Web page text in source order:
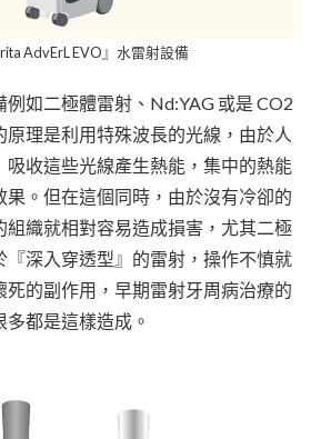
AdvErL EVO』水雷射設備
如二極體雷射、Nd:YAG 或是 CO2
原理是利用特殊波長的光線，由於人
收這些光線產生熱能，集中的熱能
。但在這個同時，由於沒有冷卻的
組織就相對容易造成損害，尤其二極
『深入穿透型』的雷射，操作不慎就
死的副作用，早期雷射牙周病治療的
都是這樣造成。